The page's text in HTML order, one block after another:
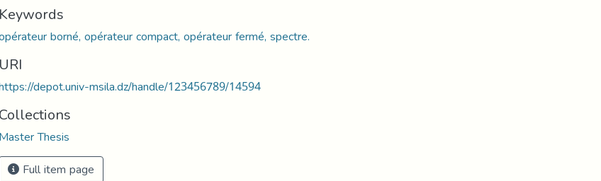
Keywords
borné, opérateur compact, opérateur fermé, spectre.
URI
depot.univ-msila.dz/handle/123456789/14594
Collections
Master Thesis
Full item page